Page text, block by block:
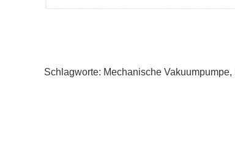
Schlagworte: Mechanische Vakuumpumpe,